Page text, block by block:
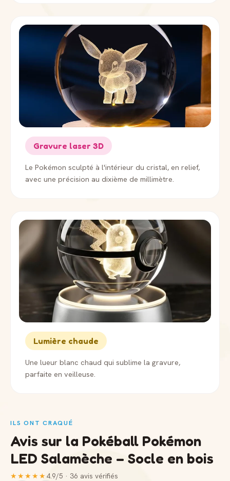
Gravure laser 3D
Le Pokémon sculpté à l'intérieur du cristal, en relief,
avec une précision au dixième de millimètre.
Lumière chaude
Une lueur blanc chaud qui sublime la gravure,
parfaite en veilleuse.
ILS ONT CRAQUÉ
Avis sur la Pokéball Pokémon
LED Salamèche – Socle en bois
★★★★★ 4.9/5 · 36 avis vérifiés